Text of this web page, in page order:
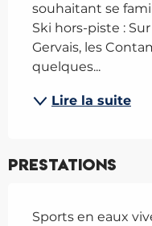
souhaitant se
Ski hors-piste :
Gervais, les
quelques...
Lire la suite
Prestations
Sports en eaux